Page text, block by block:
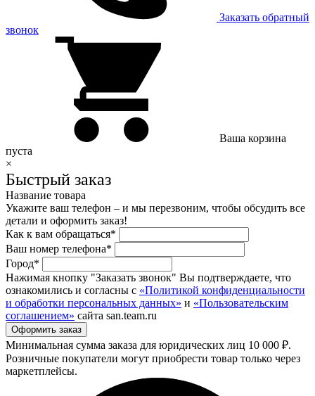
Заказать обратный
звонок
Ваша корзина
пуста
×
Быстрый заказ
Название товара
Укажите ваш телефон – и мы перезвоним, чтобы обсудить все
детали и оформить заказ!
Как к вам обращаться*
Ваш номер телефона*
Город*
Нажимая кнопку "Заказать звонок" Вы подтверждаете, что
ознакомились и согласны с «Политикой конфиденциальности
и обработки персональных данных» и «Пользовательским
соглашением» сайта san.team.ru
Минимальная сумма заказа для юридических лиц 10 000 ₽.
Розничные покупатели могут приобрести товар только через
маркетплейсы.